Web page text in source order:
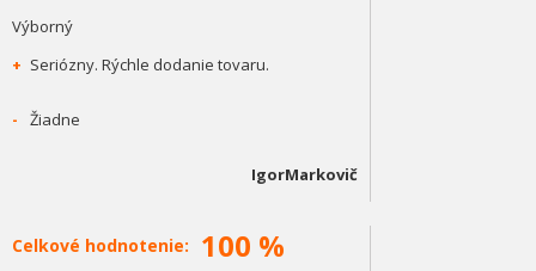
Výborný
+ Seriózny. Rýchle dodanie tovaru.
- Žiadne
IgorMarkovič
Celkové hodnotenie: 100 %